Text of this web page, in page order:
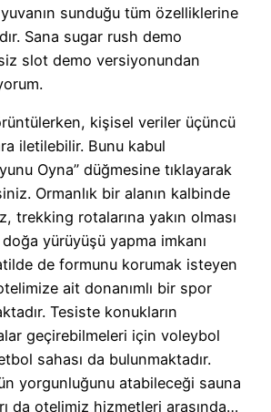
sunduğu tüm özelliklerine
Sana sugar rush demo
slot demo versiyonundan
kişisel veriler üçüncü
iletilebilir. Bunu kabul
Oyna” düğmesine tıklayarak
Ormanlık bir alanın kalbinde
trekking rotalarına yakın olması
yürüyüşü yapma imkanı
de formunu korumak isteyen
ait donanımlı bir spor
Tesiste konukların
geçirebilmeleri için voleybol
sahası da bulunmaktadır.
yorgunluğunu atabileceği sauna
da otelimiz hizmetleri arasında…